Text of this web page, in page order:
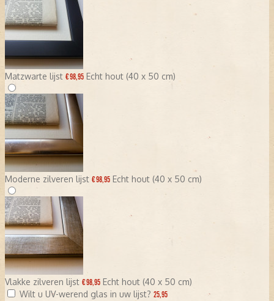
Matzwarte lijst € 98,95 Echt hout (40 x 50 cm)
Moderne zilveren lijst € 98,95 Echt hout (40 x 50 cm)
Vlakke zilveren lijst € 98,95 Echt hout (40 x 50 cm)
Wilt u UV-werend glas in uw lijst? 25,95